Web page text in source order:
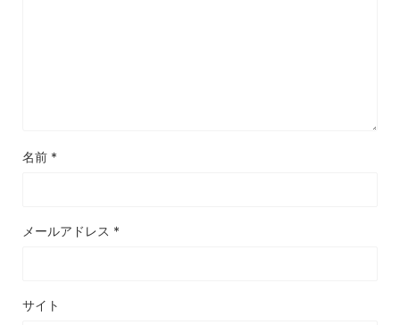
名前 *
メールアドレス *
サイト